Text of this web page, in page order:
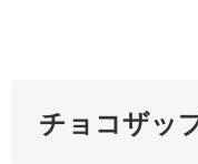
チョコザッ